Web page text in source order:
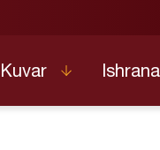
Kuvar Ishrana